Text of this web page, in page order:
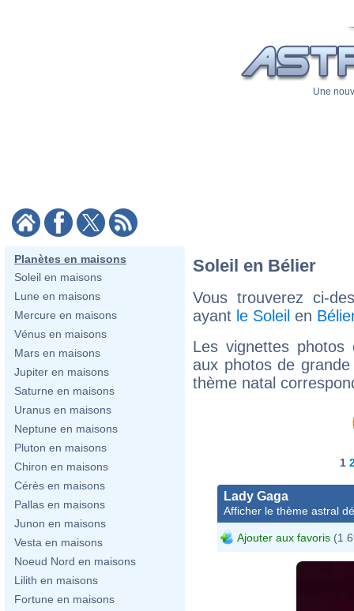
Une
Planètes en maisons
Soleil en maisons
Lune en maisons
Mercure en maisons
Vénus en maisons
Mars en maisons
Jupiter en maisons
Saturne en maisons
Uranus en maisons
Neptune en maisons
Pluton en maisons
Chiron en maisons
Cérès en maisons
Pallas en maisons
Junon en maisons
Vesta en maisons
Noeud Nord en maisons
Lilith en maisons
Fortune en maisons
Soleil en Bélier
Vous trouverez ci-
ayant le Soleil en
Les vignettes
aux photos de
thème natal
1
Lady Gaga
Afficher le thème astral
Ajouter aux favoris (1